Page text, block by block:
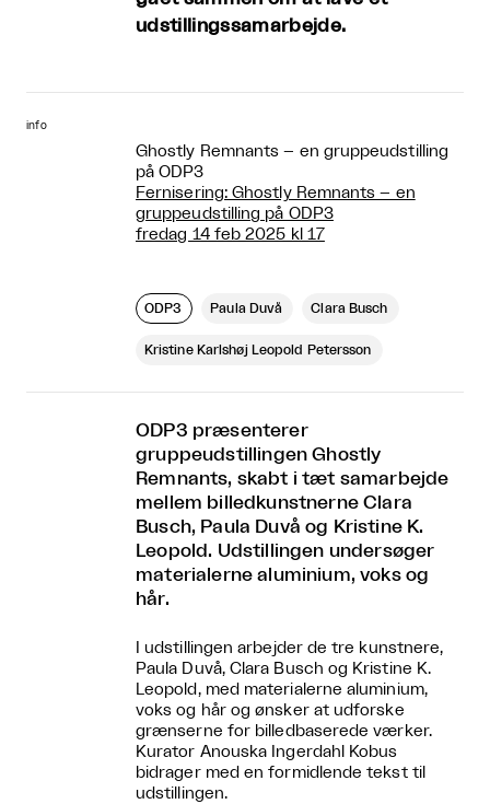
udstillingssamarbejde.
info
Ghostly Remnants – en gruppeudstilling
på ODP3
Fernisering: Ghostly Remnants – en
gruppeudstilling på ODP3
fredag 14 feb 2025 kl 17
ODP3 Paula Duvå Clara Busch
Kristine Karlshøj Leopold Petersson
ODP3 præsenterer
gruppeudstillingen Ghostly
Remnants, skabt i tæt samarbejde
mellem billedkunstnerne Clara
Busch, Paula Duvå og Kristine K.
Leopold. Udstillingen undersøger
materialerne aluminium, voks og
hår.
I udstillingen arbejder de tre kunstnere,
Paula Duvå, Clara Busch og Kristine K.
Leopold, med materialerne aluminium,
voks og hår og ønsker at udforske
grænserne for billedbaserede værker.
Kurator Anouska Ingerdahl Kobus
bidrager med en formidlende tekst til
udstillingen.